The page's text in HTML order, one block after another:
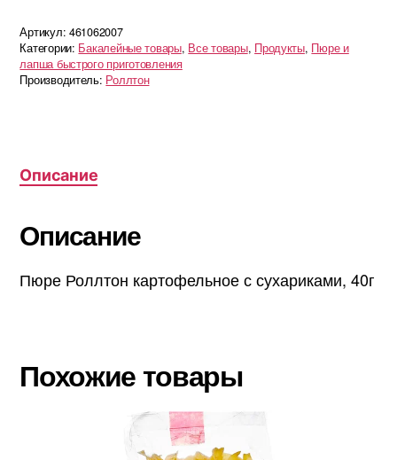
Артикул: 461062007
Категории: Бакалейные товары, Все товары, Продукты, Пюре и
лапша быстрого приготовления
Производитель: Роллтон
Описание
Описание
Пюре Роллтон картофельное с сухариками, 40г
Похожие товары